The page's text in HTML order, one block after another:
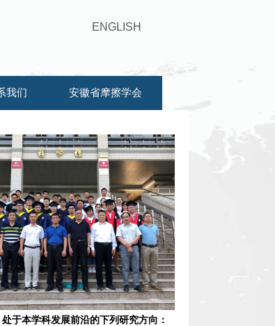
ENGLISH
我们 安徽省摩擦学会
于本学科发展前沿的下列研究方向 ：